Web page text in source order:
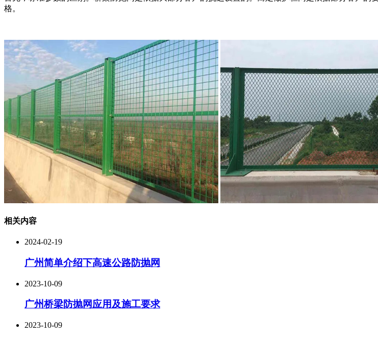
格。
相关内容
2024-02-19
广州简单介绍下高速公路防抛网
2023-10-09
广州桥梁防抛网应用及施工要求
2023-10-09